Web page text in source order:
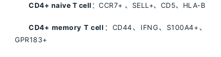
CD4+ naive T cell ：CCR7+ 、SELL+、CD5、HLA-B
CD4+ memory T cell ：CD44、IFNG、S100A4+、
GPR183+